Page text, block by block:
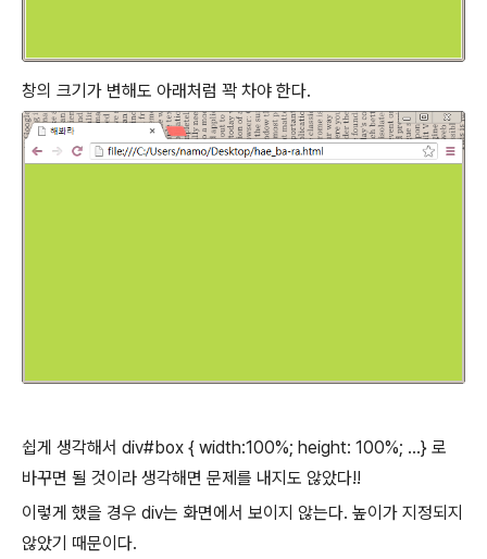
창의 크기가 변해도 아래처럼 꽉 차야 한다.
쉽게 생각해서 div#box { width:100%; height: 100%; ...} 로
바꾸면 될 것이라 생각해면 문제를 내지도 않았다!!
이렇게 했을 경우 div는 화면에서 보이지 않는다. 높이가 지정되지
않았기 때문이다.